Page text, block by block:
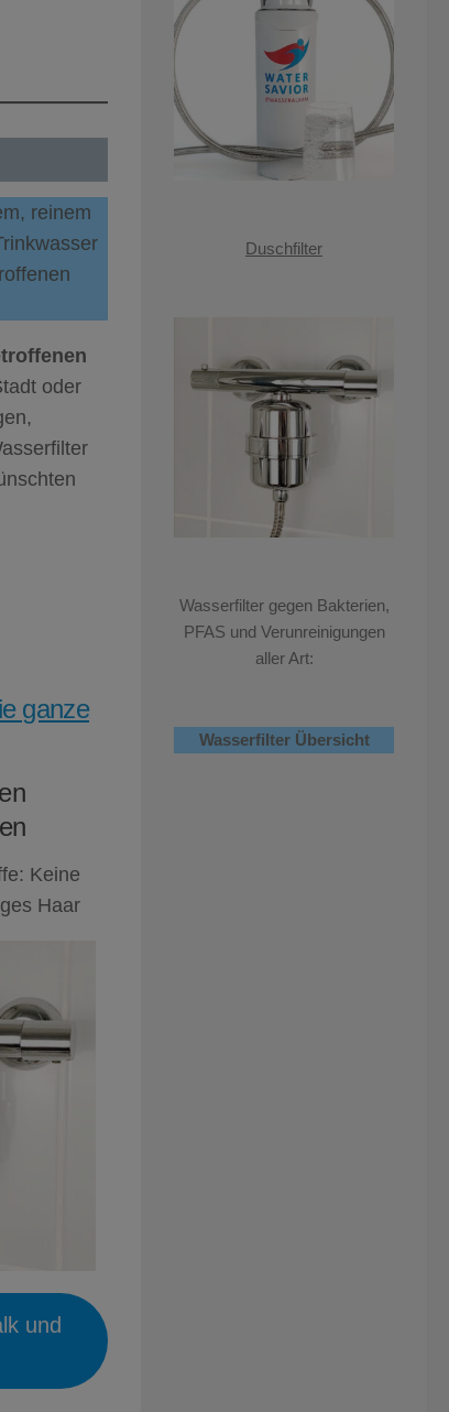
reinem
oder
ganze
Keine
Haar
und
Duschfilter
Wasserfilter gegen Bakterien,
PFAS und Verunreinigungen
aller Art:
Wasserfilter Übersicht